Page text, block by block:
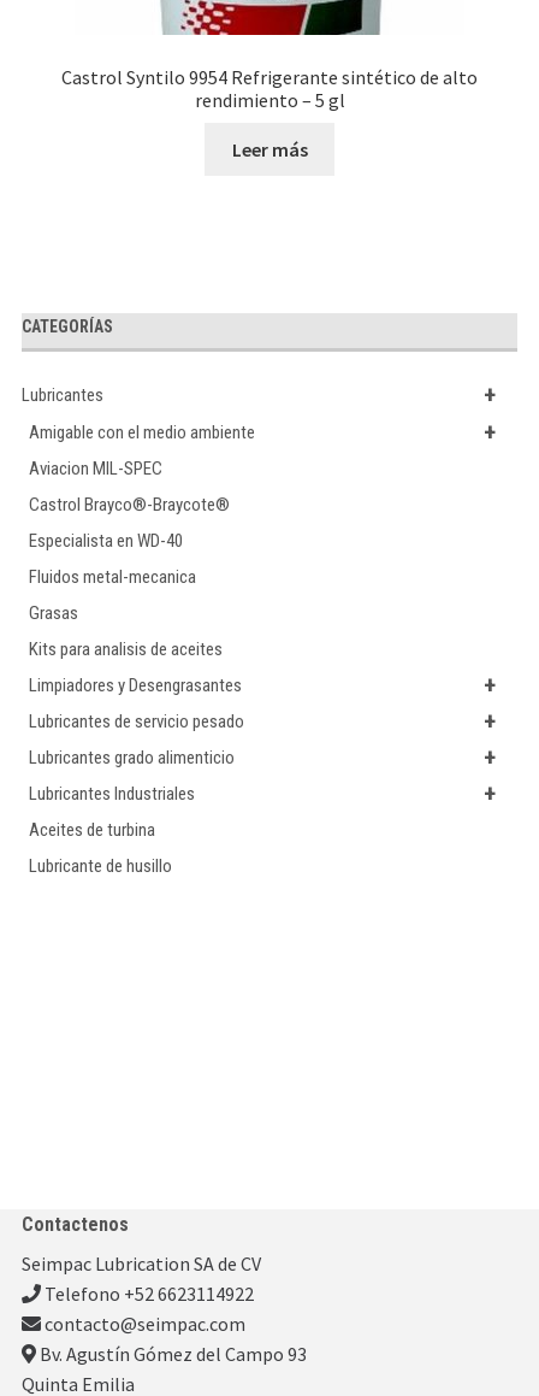
Castrol Syntilo 9954 Refrigerante sintético de alto
rendimiento – 5 gl
Leer más
CATEGORÍAS
+
Lubricantes
+
Amigable con el medio ambiente
Aviacion MIL-SPEC
Castrol Brayco®-Braycote®
Especialista en WD-40
Fluidos metal-mecanica
Grasas
Kits para analisis de aceites
+
Limpiadores y Desengrasantes
+
Lubricantes de servicio pesado
+
Lubricantes grado alimenticio
+
Lubricantes Industriales
Aceites de turbina
Lubricante de husillo
Contactenos
Seimpac Lubrication SA de CV
Telefono +52 6623114922
contacto@seimpac.com
Bv. Agustín Gómez del Campo 93
Quinta Emilia